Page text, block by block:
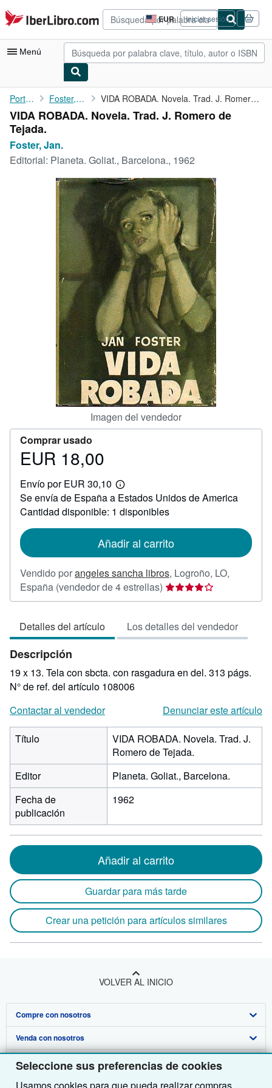
Seleccione sus preferencias de cookies
Pasar al contenido principal
IberLibro.com EUR
Preferencias
de
compra
del
Iniciar sesión
Menú
Mi cuenta
Consultar mis pedidos
Búsqueda avanzada
Colecciones
Libros antiguos
Arte y coleccionismo
Vendedores
Comenzar a vender
CERRAR
Portada Foster, Jan. VIDA ROBADA. Novela. Trad. J. Romero de Tejada.
VIDA ROBADA. Novela. Trad. J. Romero de
Tejada.
Foster, Jan.
Editorial: Planeta. Goliat., Barcelona., 1962
Imagen del vendedor
Comprar usado
Precio
18,00
EUR 18,00
Envío por EUR 30,10
Más
información
sobre
las
envío
Se envía de España a Estados Unidos de America
Cantidad disponible: 1 disponibles
Añadir al carrito
Vendido porangeles sancha libros, Logroño, LO,
España (vendedor de 4 estrellas) Calificación
del
4
de
estrellas
Detalles del artículo Los detalles del vendedor
Descripción
19 x 13. Tela con sbcta. con rasgadura en del. 313 págs.
N° de ref. del artículo 108006
Contactar al vendedor
Denunciar este artículo
Título
VIDA ROBADA. Novela. Trad. J.
Romero de Tejada.
Editor
Planeta. Goliat., Barcelona.
Fecha de
publicación
1962
Añadir al carrito
Guardar para más tarde
Crear una petición para artículos similares
VOLVER AL INICIO
Compre con nosotros
Búsqueda avanzada
Colecciones
Mi cuenta
Venda con nosotros
Comenzar a vender
Únase a nuestro programa de afiliados
Sobre nosotros
Sobre IberLibro
Obtener Ayuda